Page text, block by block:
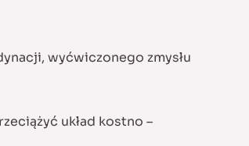
wyćwiczonego zmysłu
układ kostno –